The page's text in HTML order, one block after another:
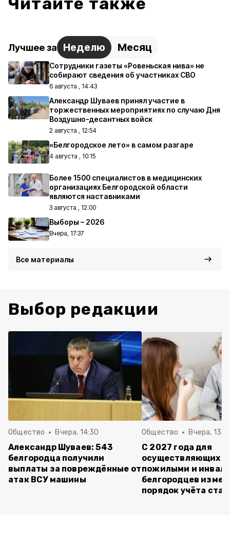
Лучшее за Неделю Месяц
Сотрудники газеты «Ровеньская нива» не
собирают сведения об участниках СВО
6 августа , 14:43
Александр Шуваев принял участие в
торжественных мероприятиях по случаю Дня
Воздушно-десантных войск
2 августа , 12:54
«Белгородское лето» в самом разгаре
4 августа , 10:15
Более 1500 специалистов в медицинских
организациях Белгородской области
являются наставниками
3 августа , 12:00
Выборы – 2026
Вчера, 17:37
Все материалы
Выбор редакции
Общество Вчера, 14:30
Александр Шуваев: 543
белгородца получили
выплаты за повреждённые от
атак ВСУ машины
Общество Вчера,
С 2027 года для
осуществляющих
пожилыми и
белгородцев
порядок учёта ста